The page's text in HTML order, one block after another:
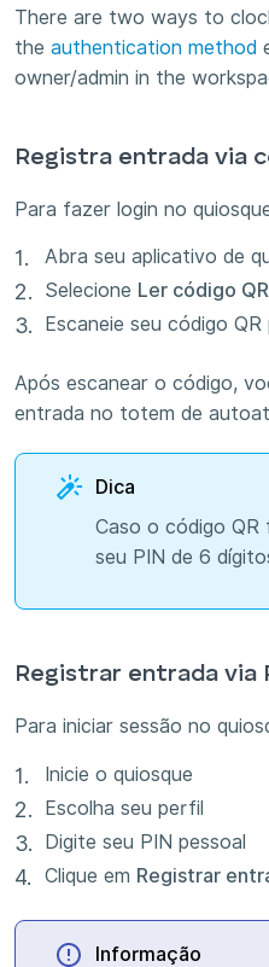
There are two ways to
the authentication method
owner/admin in the
Registra entrada via
Para fazer login no
Abra seu aplicativo de
Selecione Ler código QR
Escaneie seu código
Após escanear o código,
entrada no totem de
Dica
Caso o código QR
seu PIN de 6
Registrar entrada via
Para iniciar sessão no
Inicie o quiosque
Escolha seu perfil
Digite seu PIN pessoal
Clique em Registrar
Informação